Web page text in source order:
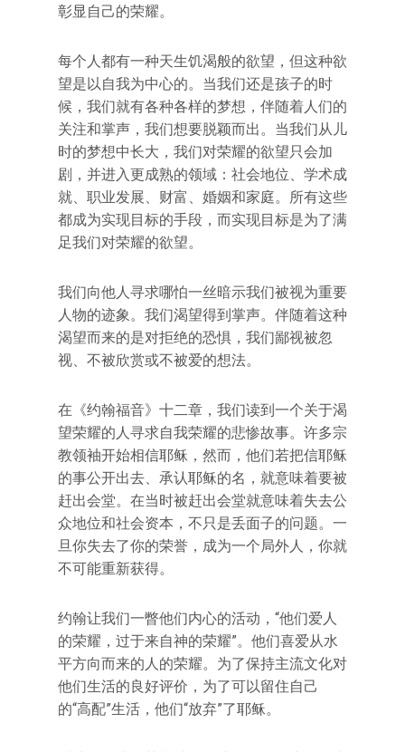
彰显自己的荣耀。
每个人都有一种天生饥渴般的欲望，但这种欲
望是以自我为中心的。当我们还是孩子的时
候，我们就有各种各样的梦想，伴随着人们的
关注和掌声，我们想要脱颖而出。当我们从儿
时的梦想中长大，我们对荣耀的欲望只会加
剧，并进入更成熟的领域：社会地位、学术成
就、职业发展、财富、婚姻和家庭。所有这些
都成为实现目标的手段，而实现目标是为了满
足我们对荣耀的欲望。
我们向他人寻求哪怕一丝暗示我们被视为重要
人物的迹象。我们渴望得到掌声。伴随着这种
渴望而来的是对拒绝的恐惧，我们鄙视被忽
视、不被欣赏或不被爱的想法。
在《约翰福音》十二章，我们读到一个关于渴
望荣耀的人寻求自我荣耀的悲惨故事。许多宗
教领袖开始相信耶稣，然而，他们若把信耶稣
的事公开出去、承认耶稣的名，就意味着要被
赶出会堂。在当时被赶出会堂就意味着失去公
众地位和社会资本，不只是丢面子的问题。一
旦你失去了你的荣誉，成为一个局外人，你就
不可能重新获得。
约翰让我们一瞥他们内心的活动，“他们爱人
的荣耀，过于来自神的荣耀”。他们喜爱从水
平方向而来的人的荣耀。为了保持主流文化对
他们生活的良好评价，为了可以留住自己
的“高配”生活，他们“放弃”了耶稣。